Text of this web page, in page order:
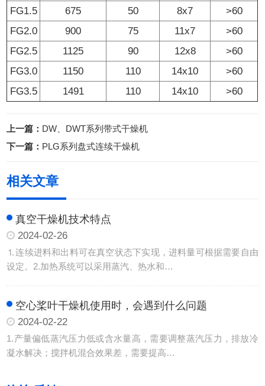
FG1.5
675 50 8x7
>60
FG2.0
900 75 11x7
>60
FG2.5
1125 90 12x8
>60
FG3.0
1150 110 14x10
>60
FG3.5
1491 110 14x10 >60
上一篇： DW、DWT系列带式干燥机
下一篇： PLG系列盘式连续干燥机
相关文章
真空干燥机技术特点
2024-02-26
⒈连续进料和出料可在真空状态下实现，进料量可根据需要自由
设定。2.加热系统可以采用蒸汽、热水和…
空心桨叶干燥机使用时，会遇到什么问题
2024-02-22
1.产量偏低蒸汽压力低或含水量高，需要调整蒸汽压力，排放冷
凝水解决；搅拌机混合效果差，需要提高…